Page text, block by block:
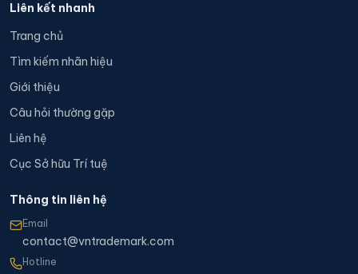
Liên kết nhanh
Trang chủ
Tìm kiếm nhãn hiệu
Giới thiệu
Câu hỏi thường gặp
Liên hệ
Cục Sở hữu Trí tuệ
Thông tin liên hệ
Email
contact@vntrademark.com
Hotline